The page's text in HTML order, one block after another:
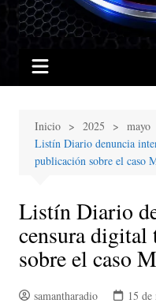
Inicio 2025 mayo
Listín Diario denuncia
publicación sobre el caso
Listín Diario
censura
sobre el caso
samantharadio 15